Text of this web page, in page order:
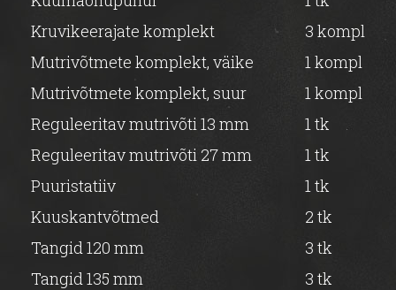
Kruvikeerajate komplekt
3 kompl
Mutrivõtmete komplekt, väike
1 kompl
Mutrivõtmete komplekt, suur
1 kompl
Reguleeritav mutrivõti 13 mm
1 tk
Reguleeritav mutrivõti 27 mm
1 tk
Puuristatiiv
1 tk
Kuuskantvõtmed
2 tk
Tangid 120 mm
3 tk
Tangid 135 mm
3 tk